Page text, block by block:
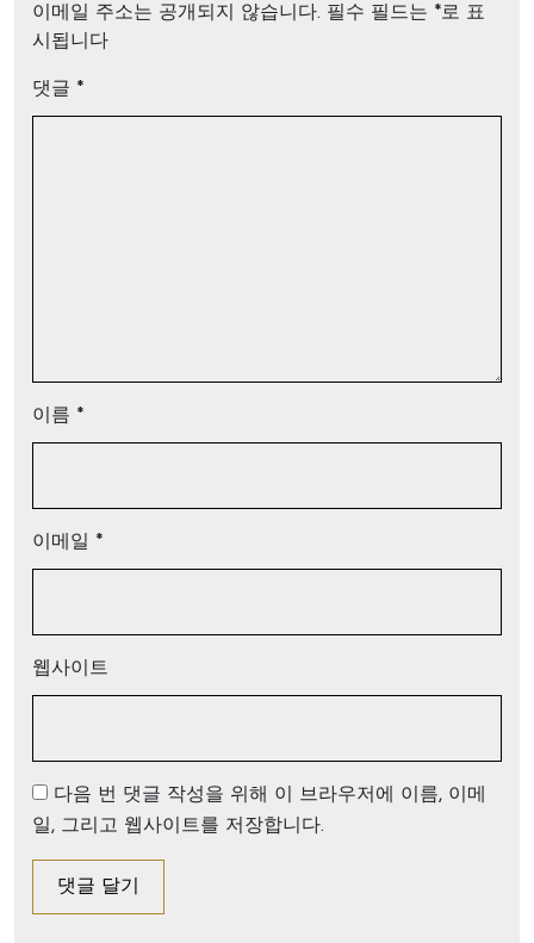
이메일 주소는 공개되지 않습니다. 필수 필드는 *로 표
시됩니다
댓글 *
이름 *
이메일 *
웹사이트
다음 번 댓글 작성을 위해 이 브라우저에 이름, 이메
일, 그리고 웹사이트를 저장합니다.